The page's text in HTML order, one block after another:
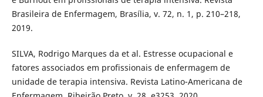
Brasileira de Enfermagem, Brasília, v. 72, n. 1, p. 210–218,
2019.
SILVA, Rodrigo Marques da et al. Estresse ocupacional e
fatores associados em profissionais de enfermagem de
unidade de terapia intensiva. Revista Latino-Americana de